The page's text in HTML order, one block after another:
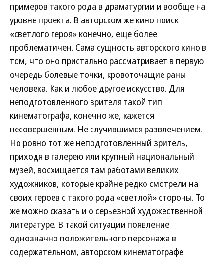
примеров такого рода в драматургии и вообще на
уровне проекта. В авторском же кино поиск
«светлого героя» конечно, еще более
проблематичен. Сама сущность авторского кино в
том, что оно пристально рассматривает в первую
очередь болевые точки, кровоточащие раны
человека. Как и любое другое искусство. Для
неподготовленного зрителя такой тип
кинематографа, конечно же, кажется
несовершенным. Не случившимся развлечением.
Но ровно тот же неподготовленный зритель,
приходя в галерею или крупный национальный
музей, восхищается там работами великих
художников, которые крайне редко смотрели на
своих героев с такого рода «светлой» стороны. То
же можно сказать и о серьезной художественной
литературе. В такой ситуации появление
однозначно положительного персонажа в
содержательном, авторском кинематографе